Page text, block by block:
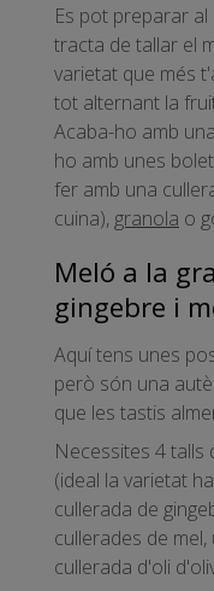
Es pot preparar
tracta de tallar el
varietat que més
tot alternant la
Acaba-ho amb
ho amb unes
fer amb una
cuina), granola o
Meló a la
gingebre i
Aquí tens unes
però són una
que les tastis
Necessites 4 talls
(ideal la varietat
cullerada de
cullerades de
cullerada d'oli